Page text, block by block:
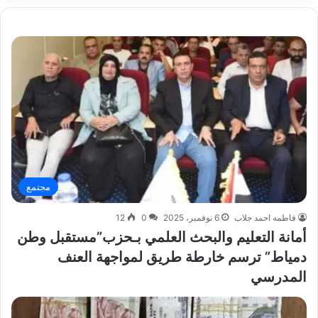
مجتمع
فاطمه احمد جلاب 6 نوفمبر، 2025 0
12
أمانة التعليم والبحث العلمي بـحزب”مستقبل وطن
دمياط” ترسم خارطة طريق لمواجهة العنف
المدرسي